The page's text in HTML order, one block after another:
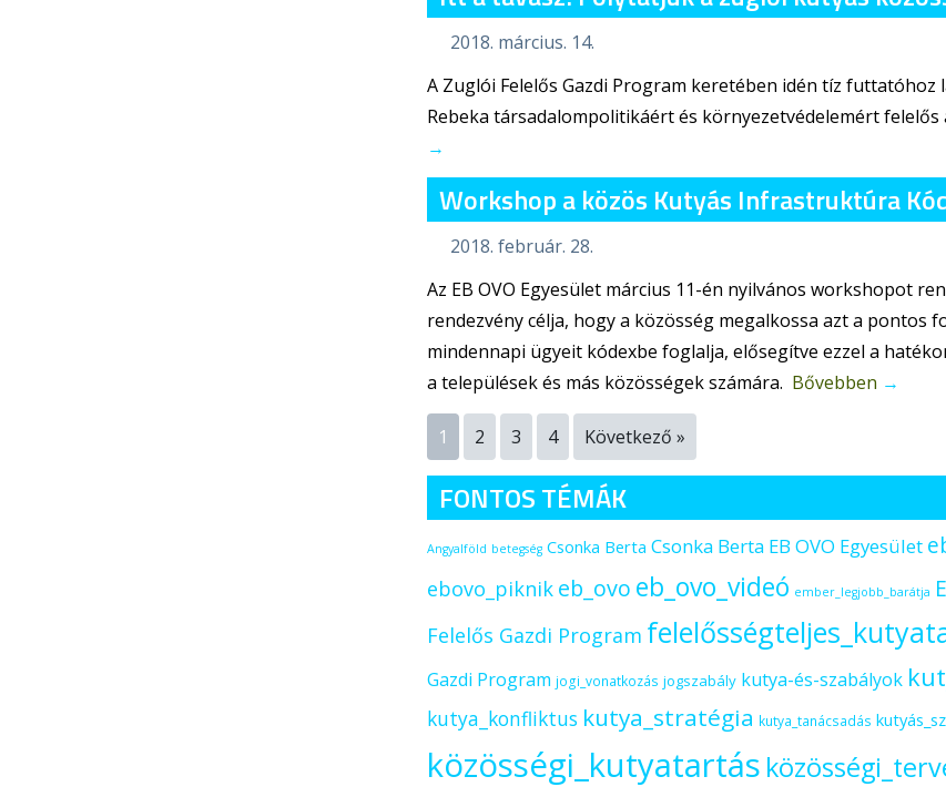
2018. március. 14.
A Zuglói Felelős Gazdi Program keretében idén tíz futtatóhoz
Rebeka társadalompolitikáért és környezetvédelemért
→
Workshop a közös Kutyás Infrastruktúra
2018. február. 28.
Az EB OVO Egyesület március 11-én nyilvános workshopot
rendezvény célja, hogy a közösség megalkossa azt a pontos
mindennapi ügyeit kódexbe foglalja, elősegítve ezzel a
a települések és más közösségek számára. Bővebben →
1 2 3 4 Következő »
FONTOS TÉMÁK
Angyalföld betegség Csonka Berta Csonka Berta EB OVO Egyesület
ebovo_piknik eb_ovo eb_ovo_videó ember_legjobb_barátja
Felelős Gazdi Program
Gazdi Program jogi_vonatkozás jogszabály kutya-és-szabályok
kutya_konfliktus kutya_stratégia kutya_tanácsadás
közösségi_kutyatartás